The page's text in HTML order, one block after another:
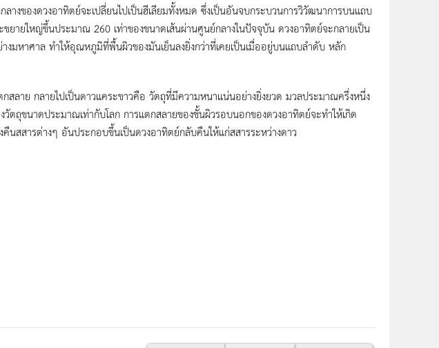
างของดวงอาทิตย์จะเปลี่ยนไปเป็นฮีเลียมทั้งหมด ซึ่งเป็นอันจบกระบวนการวิวัฒนาการบนแถบ
ยายใหญ่ขึ้นประมาณ 260 เท่าของขนาดเส้นผ่านศูนย์กลางในปัจจุบัน ดวงอาทิตย์จะกลายเป็น
มหาศาล ทำให้อุณหภูมิที่พื้นผิวของมันเย็นลงยิ่งกว่าที่เคยเป็นเมื่ออยู่บนแถบลำดับ หลัก
ลาย กลายไปเป็นดาวแคระขาวคือ วัตถุที่มีความหนาแน่นอย่างยิ่งยวด มวลประมาณครึ่งหนึ่ง
ถุขนาดประมาณเท่ากับโลก การแตกสลายของชั้นผิวรอบนอกของดวงอาทิตย์จะทำให้เกิด
คืนสสารต่างๆ อันประกอบขึ้นเป็นดวงอาทิตย์กลับคืนให้แก่สสารระหว่างดาว